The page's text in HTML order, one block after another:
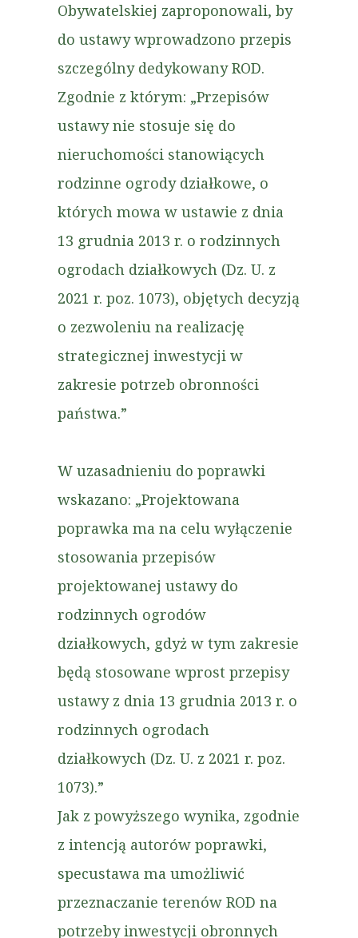
Obywatelskiej zaproponowali, by
do ustawy wprowadzono przepis
szczególny dedykowany ROD.
Zgodnie z którym: „Przepisów
ustawy nie stosuje się do
nieruchomości stanowiących
rodzinne ogrody działkowe, o
których mowa w ustawie z dnia
13 grudnia 2013 r. o rodzinnych
ogrodach działkowych (Dz. U. z
2021 r. poz. 1073), objętych decyzją
o zezwoleniu na realizację
strategicznej inwestycji w
zakresie potrzeb obronności
państwa.”
W uzasadnieniu do poprawki
wskazano: „Projektowana
poprawka ma na celu wyłączenie
stosowania przepisów
projektowanej ustawy do
rodzinnych ogrodów
działkowych, gdyż w tym zakresie
będą stosowane wprost przepisy
ustawy z dnia 13 grudnia 2013 r. o
rodzinnych ogrodach
działkowych (Dz. U. z 2021 r. poz.
1073).”
Jak z powyższego wynika, zgodnie
z intencją autorów poprawki,
specustawa ma umożliwić
przeznaczanie terenów ROD na
potrzeby inwestycji obronnych